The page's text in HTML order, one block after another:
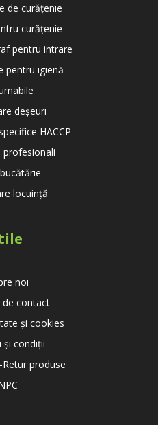
de curățenie
curățenie
pentru intrare
pentru igienă
deșeuri
HACCP
profesionali
locuință
noi
de contact
și cookies
și condiții
produse